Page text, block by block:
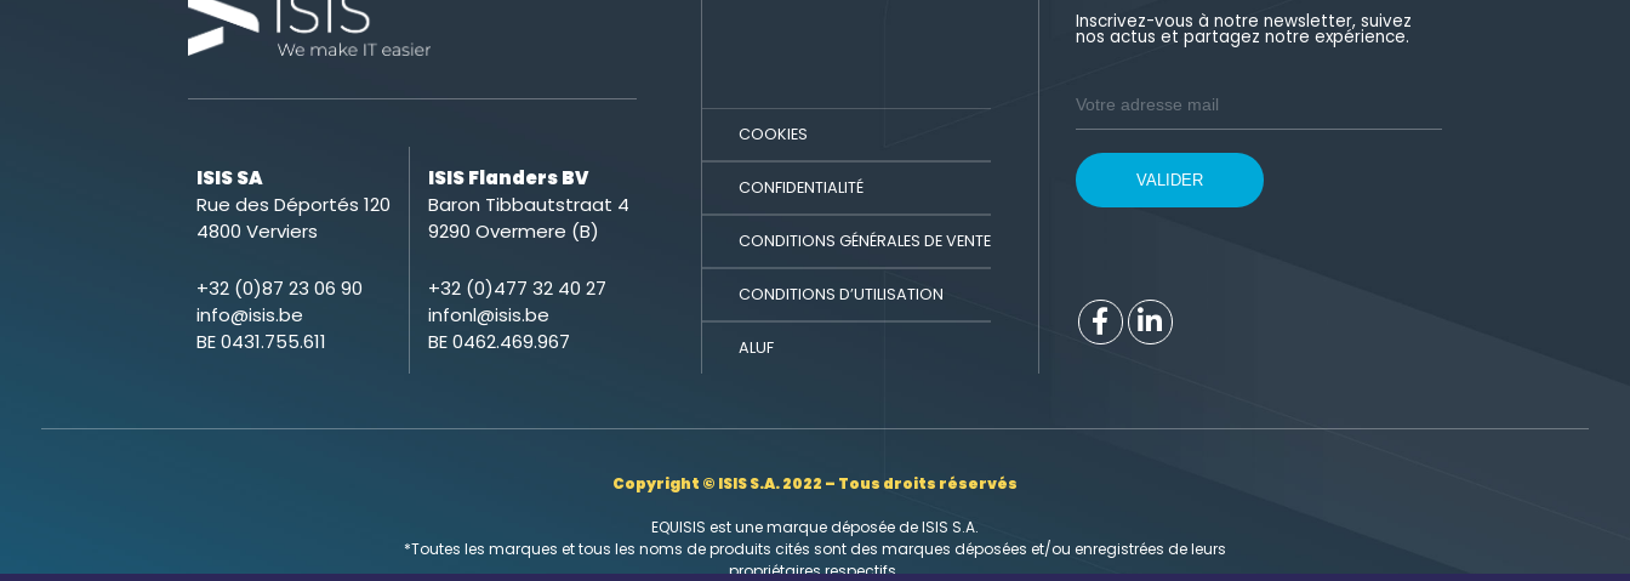
ISIS SA
Rue des Déportés 120
4800 Verviers
+32 (0)87 23 06 90
info@isis.be
BE 0431.755.611
ISIS Flanders BV
Baron Tibbautstraat 4
9290 Overmere (B)
+32 (0)477 32 40 27
infonl@isis.be
BE 0462.469.967
COOKIES
CONFIDENTIALITÉ
CONDITIONS GÉNÉRALES DE VENTE
CONDITIONS D’UTILISATION
ALUF
Inscrivez-vous à notre newsletter, suivez
nos actus et partagez notre expérience.
Copyright © ISIS S.A. 2022 – Tous droits réservés
EQUISIS est une marque déposée de ISIS S.A.
*Toutes les marques et tous les noms de produits cités sont des marques déposées et/ou enregistrées de leurs
propriétaires respectifs.